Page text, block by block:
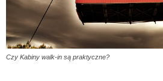
Czy Kabiny walk-in są praktyczne?